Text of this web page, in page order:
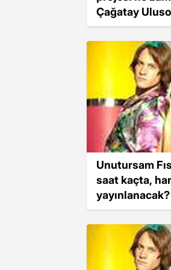
Çağatay
projesinin
Unutursam
saat kaçta,
konusu nedir?
oyuncuları